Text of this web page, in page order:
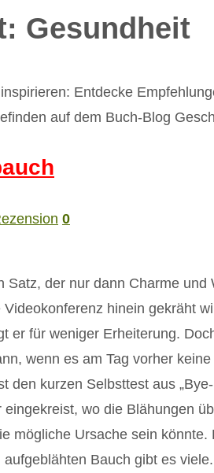
Gesundheit
Entdecke
auf dem Buch-Blog
0
Satz, der nur dann Charme
hinein gekräht
er für weniger Erheiterung.
wenn es am Tag vorher
den kurzen Selbsttest aus
wo die Blähungen
mögliche Ursache sein
Bauch gibt es